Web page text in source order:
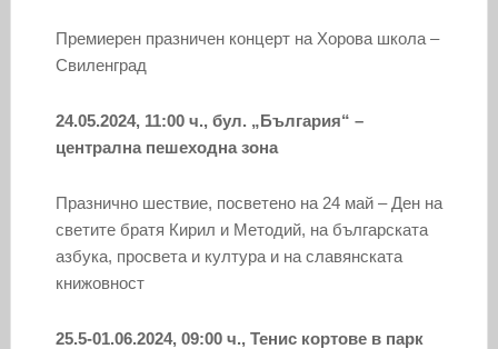
Премиерен празничен концерт на Хорова школа –
Свиленград
24.05.2024, 11:00 ч., бул. „България“ –
централна пешеходна зона
Празнично шествие, посветено на 24 май – Ден на
светите братя Кирил и Методий, на българската
азбука, просвета и култура и на славянската
книжовност
25.5-01.06.2024, 09:00 ч., Тенис кортове в парк